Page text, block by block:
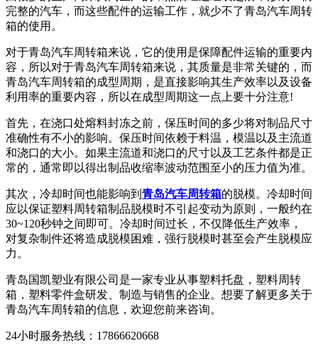
完整的汽车，而这些配件的运输工作，就少不了青岛汽车周转
箱的使用。
对于青岛汽车周转箱来说，它的使用是保障配件运输的重要内
容，所以对于青岛汽车周转箱来说，其质量是非常关键的，而
青岛汽车周转箱的成型周期，是直接影响其生产效率以及设备
利用率的重要内容，所以在成型周期这一点上要十分注意!
首先，在浇口处熔料封冻之前，保压时间的多少将对制品尺寸
准确性有不小的影响。保压时间依赖于料温，模温以及主流道
和浇口的大小。如果主流道和浇口的尺寸以及工艺条件都是正
常的，通常即以得出制品收缩率波动范围至小的压力值为准。
其次，冷却时间也能影响到 青岛汽车周转箱的脱模。冷却时间
应以保证塑料周转箱制品脱模时不引起变动为原则，一般约在
30~120秒钟之间即可。冷却时间过长，不仅降低生产效率，
对复杂制件还将造成脱模困难，强行脱模时甚至会产生脱模应
力。
青岛国凯塑业有限公司是一家专业从事塑料托盘，塑料周转
箱，塑料零件盒研发、制造与销售的企业。想要了解更多关于
青岛汽车周转箱的信息，欢迎您前来咨询。
24小时服务热线：17866620668